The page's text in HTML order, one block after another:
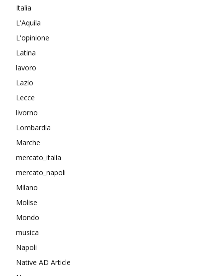
Italia
L'Aquila
L'opinione
Latina
lavoro
Lazio
Lecce
livorno
Lombardia
Marche
mercato_italia
mercato_napoli
Milano
Molise
Mondo
musica
Napoli
Native AD Article